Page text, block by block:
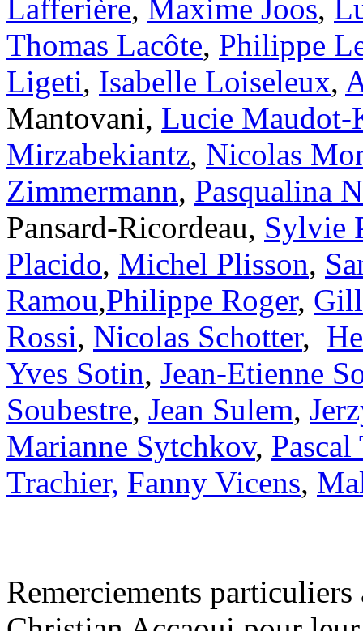
Lafferière, Maxime Joos,
Thomas Lacôte, Philippe
Ligeti, Isabelle Loiseleux,
Mantovani, Lucie Maudot-
Mirzabekiantz, Nicolas
Zimmermann, Pasqualina
Pansard-Ricordeau, Sylvie
Placido, Michel Plisson,
Ramou,Philippe Roger,
Rossi, Nicolas Schotter,
Yves Sotin, Jean-Etienne
Soubestre, Jean Sulem,
Marianne Sytchkov,
Trachier, Fanny Vicens,
Remerciements